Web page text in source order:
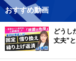
おすすめ動画
どうし
丈夫”